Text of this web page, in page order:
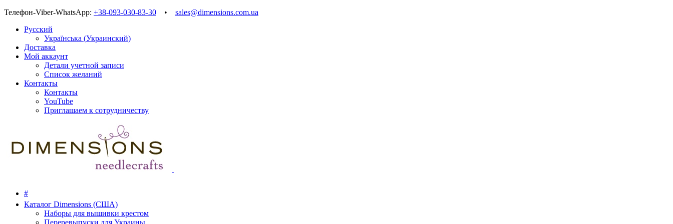
Телефон-Viber-WhatsApp: +38-093-030-83-30 • sales@dimensions.com.ua
Русский
Українська (Украинский)
Доставка
Мой аккаунт
Детали учетной записи
Список желаний
Контакты
Контакты
YouTube
Приглашаем к сотрудничеству
#
Каталог Dimensions (США)
Наборы для вышивки крестом
Переревыпуски для Украины